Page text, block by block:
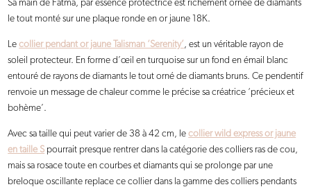
Sa main de Fatma, par essence protectrice est richement ornée de diamants
le tout monté sur une plaque ronde en or jaune 18K.
Lecollier pendant or jaune Talisman ‘Serenity’, est un véritable rayon de
soleil protecteur. En forme d’œil en turquoise sur un fond en émail blanc
entouré de rayons de diamants le tout orné de diamants bruns. Ce pendentif
renvoie un message de chaleur comme le précise sa créatrice ‘précieux et
bohème’.
Avec sa taille qui peut varier de 38 à 42 cm, lecollier wild express or jaune
en taille S pourrait presque rentrer dans la catégorie des colliers ras de cou,
mais sa rosace toute en courbes et diamants qui se prolonge par une
breloque oscillante replace ce collier dans la gamme des colliers pendants